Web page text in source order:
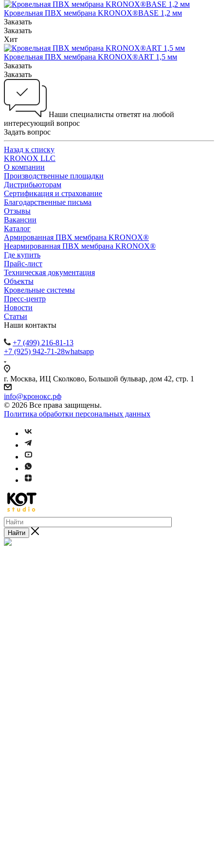
Кровельная ПВХ мембрана KRONOX®BASE 1,2 мм
Заказать
Заказать
Хит
Кровельная ПВХ мембрана KRONOX®ART 1,5 мм
Заказать
Заказать
Наши специалисты ответят на любой
интересующий вопрос
Задать вопрос
Назад к списку
KRONOX LLC
О компании
Производственные площадки
Дистрибьюторам
Сертификация и страхование
Благодарственные письма
Отзывы
Вакансии
Каталог
Армированная ПВХ мембрана KRONOX®
Неармированная ПВХ мембрана KRONOX®
Где купить
Прайс-лист
Техническая документация
Объекты
Кровельные системы
Пресс-центр
Новости
Статьи
Наши контакты
+7 (499) 216-81-13
+7 (925) 942-71-28whatsapp
г. Москва, ИЦ Сколково, Большой бульвар, дом 42, стр. 1
info@кронокс.рф
© 2026 Все права защищены.
Политика обработки персональных данных
Найти